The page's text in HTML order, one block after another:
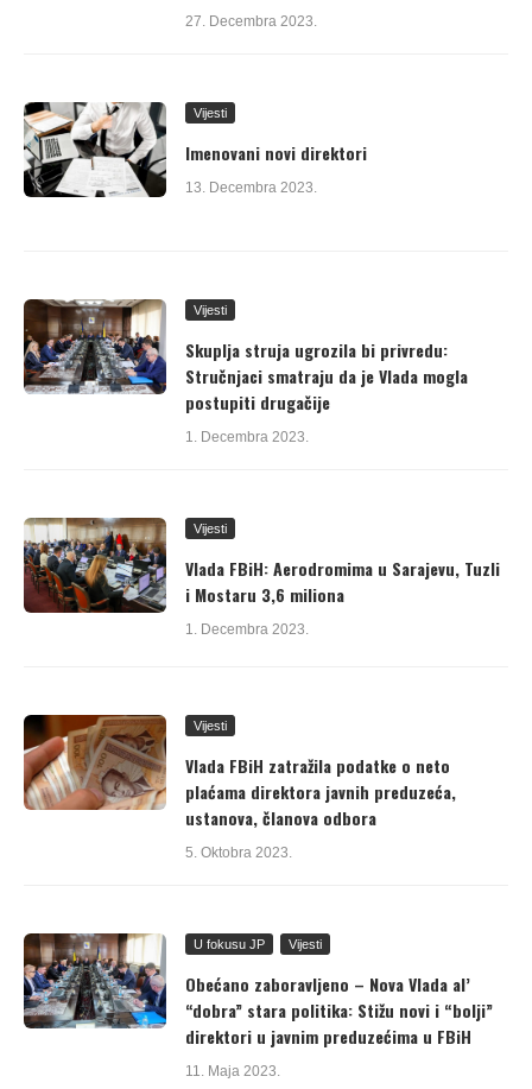
27. Decembra 2023.
Vijesti
Imenovani novi direktori
13. Decembra 2023.
Vijesti
Skuplja struja ugrozila bi privredu:
Stručnjaci smatraju da je Vlada mogla
postupiti drugačije
1. Decembra 2023.
Vijesti
Vlada FBiH: Aerodromima u Sarajevu, Tuzli
i Mostaru 3,6 miliona
1. Decembra 2023.
Vijesti
Vlada FBiH zatražila podatke o neto
plaćama direktora javnih preduzeća,
ustanova, članova odbora
5. Oktobra 2023.
U fokusu JP Vijesti
Obećano zaboravljeno – Nova Vlada al’
“dobra” stara politika: Stižu novi i “bolji”
direktori u javnim preduzećima u FBiH
11. Maja 2023.